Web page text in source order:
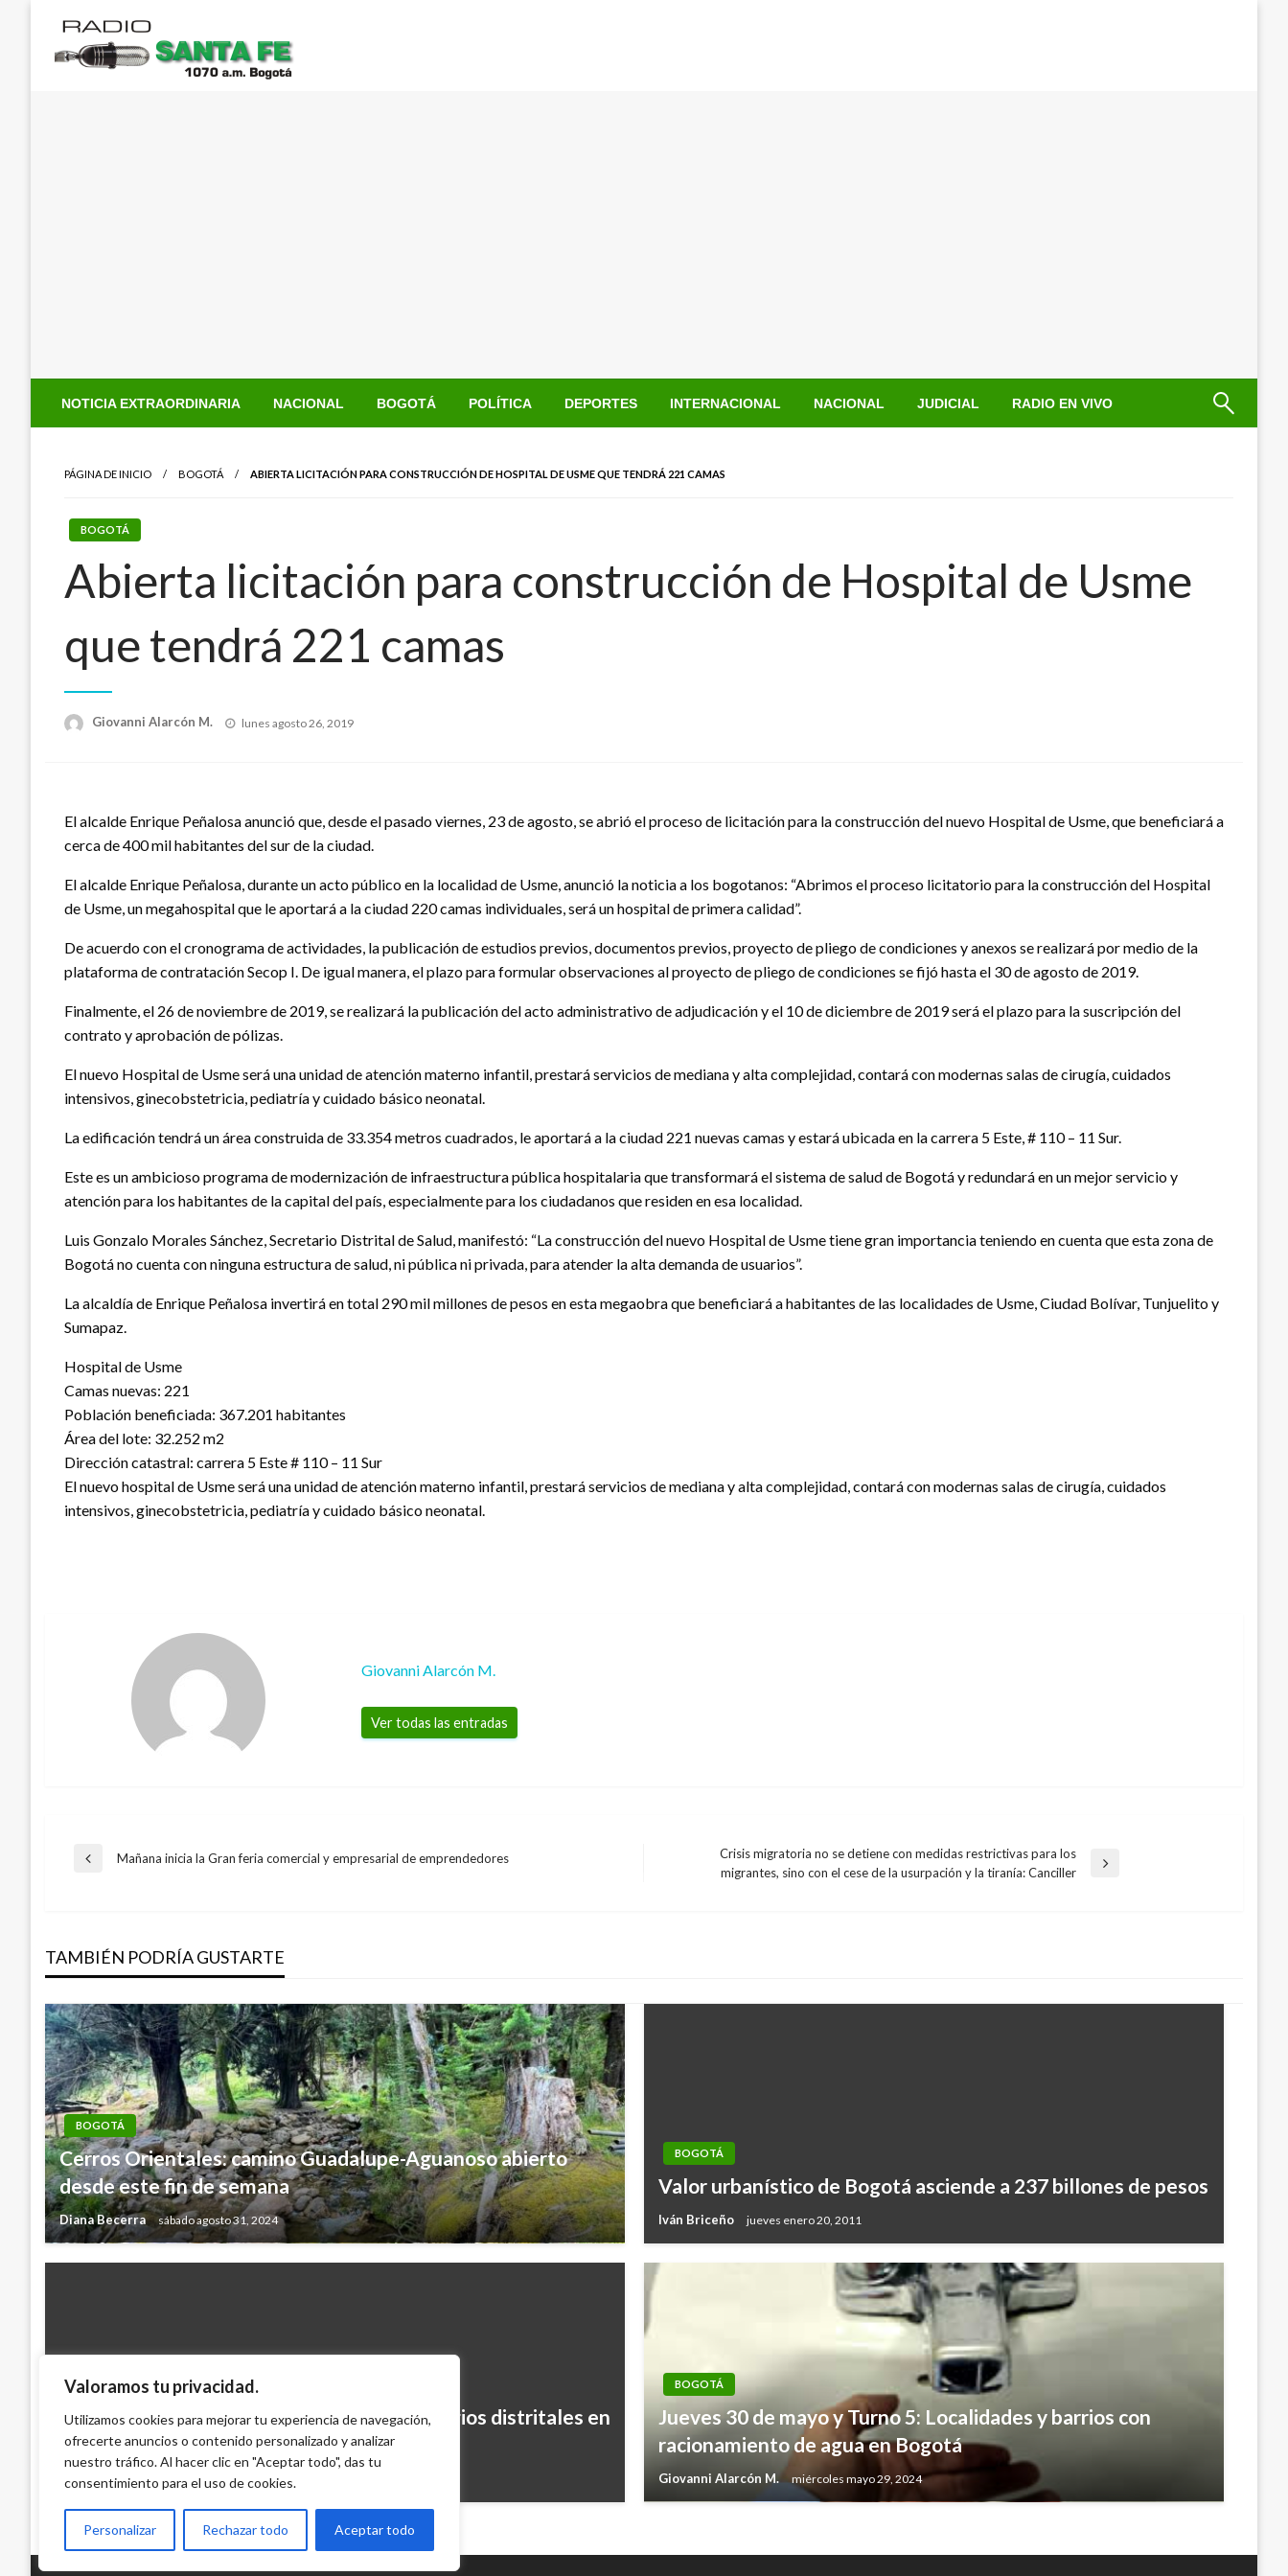
Valoramos tu privacidad.
Utilizamos cookies para mejorar tu experiencia de navegación,
ofrecerte anuncios o contenido personalizado y analizar
nuestro tráfico. Al hacer clic en "Aceptar todo", das tu
consentimiento para el uso de cookies.
Personalizar Rechazar todo Aceptar todo
contenido
NOTICIA EXTRAORDINARIA NACIONAL BOGOTÁ POLÍTICA DEPORTES INTERNACIONAL NACIONAL JUDICIAL RADIO EN VIVO
PÁGINA DE INICIO BOGOTÁ ABIERTA LICITACIÓN PARA CONSTRUCCIÓN DE HOSPITAL DE USME QUE TENDRÁ 221 CAMAS
BOGOTÁ
Abierta licitación para construcción de Hospital de Usme
que tendrá 221 camas
Giovanni Alarcón M.
Publicado
lunes agosto 26, 2019
El alcalde Enrique Peñalosa anunció que, desde el pasado viernes, 23 de agosto, se abrió el proceso de licitación para la construcción del nuevo Hospital de Usme, que beneficiará a
cerca de 400 mil habitantes del sur de la ciudad.
El alcalde Enrique Peñalosa, durante un acto público en la localidad de Usme, anunció la noticia a los bogotanos: “Abrimos el proceso licitatorio para la construcción del Hospital
de Usme, un megahospital que le aportará a la ciudad 220 camas individuales, será un hospital de primera calidad”.
De acuerdo con el cronograma de actividades, la publicación de estudios previos, documentos previos, proyecto de pliego de condiciones y anexos se realizará por medio de la
plataforma de contratación Secop I. De igual manera, el plazo para formular observaciones al proyecto de pliego de condiciones se fijó hasta el 30 de agosto de 2019.
Finalmente, el 26 de noviembre de 2019, se realizará la publicación del acto administrativo de adjudicación y el 10 de diciembre de 2019 será el plazo para la suscripción del
contrato y aprobación de pólizas.
El nuevo Hospital de Usme será una unidad de atención materno infantil, prestará servicios de mediana y alta complejidad, contará con modernas salas de cirugía, cuidados
intensivos, ginecobstetricia, pediatría y cuidado básico neonatal.
La edificación tendrá un área construida de 33.354 metros cuadrados, le aportará a la ciudad 221 nuevas camas y estará ubicada en la carrera 5 Este, # 110 – 11 Sur.
Este es un ambicioso programa de modernización de infraestructura pública hospitalaria que transformará el sistema de salud de Bogotá y redundará en un mejor servicio y
atención para los habitantes de la capital del país, especialmente para los ciudadanos que residen en esa localidad.
Luis Gonzalo Morales Sánchez, Secretario Distrital de Salud, manifestó: “La construcción del nuevo Hospital de Usme tiene gran importancia teniendo en cuenta que esta zona de
Bogotá no cuenta con ninguna estructura de salud, ni pública ni privada, para atender la alta demanda de usuarios”.
La alcaldía de Enrique Peñalosa invertirá en total 290 mil millones de pesos en esta megaobra que beneficiará a habitantes de las localidades de Usme, Ciudad Bolívar, Tunjuelito y
Sumapaz.
Hospital de Usme
Camas nuevas: 221
Población beneficiada: 367.201 habitantes
Área del lote: 32.252 m2
Dirección catastral: carrera 5 Este # 110 – 11 Sur
El nuevo hospital de Usme será una unidad de atención materno infantil, prestará servicios de mediana y alta complejidad, contará con modernas salas de cirugía, cuidados
intensivos, ginecobstetricia, pediatría y cuidado básico neonatal.
Giovanni Alarcón M.
Ver todas las entradas
Navegación
entradas
Entrada
Mañana inicia la Gran feria comercial y empresarial de emprendedores
Crisis migratoria no se detiene con medidas restrictivas para los
migrantes, sino con el cese de la usurpación y la tiranía: Canciller
TAMBIÉN PODRÍA GUSTARTE
BOGOTÁ
Cerros Orientales: camino Guadalupe-Aguanoso abierto
desde este fin de semana
Diana Becerra sábado agosto 31, 2024
BOGOTÁ
Valor urbanístico de Bogotá asciende a 237 billones de pesos
Iván Briceño jueves enero 20, 2011
BOGOTÁ
Aumentó el numero de alumnos en los colegios distritales en
2012
Iván Briceño jueves febrero 9, 2012
BOGOTÁ
Jueves 30 de mayo y Turno 5: Localidades y barrios con
racionamiento de agua en Bogotá
Giovanni Alarcón M. miércoles mayo 29, 2024